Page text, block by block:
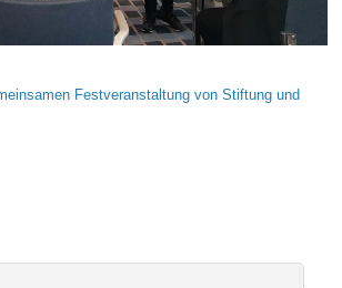
Festveranstaltung von Stiftung und